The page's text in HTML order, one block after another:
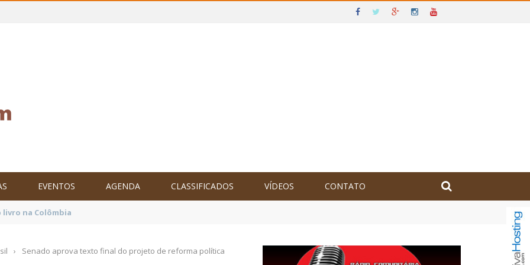
EVENTOS AGENDA CLASSIFICADOS VÍDEOS CONTATO
o Brasil no XXIV Parlamento Internacional de Escritores, na Colômbia
› Senado aprova texto final do projeto de reforma política